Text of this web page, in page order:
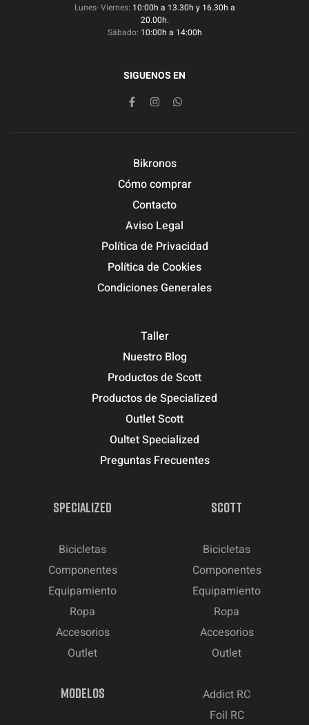
Lunes- Viernes: 10:00h a 13.30h y 16.30h a
20.00h.
Sábado: 10:00h a 14:00h
SIGUENOS EN
Bikronos
Cómo comprar
Contacto
Aviso Legal
Política de Privacidad
Política de Cookies
Condiciones Generales
Taller
Nuestro Blog
Productos de Scott
Productos de Specialized
Outlet Scott
Oultet Specialized
Preguntas Frecuentes
SPECIALIZED
Bicicletas
Componentes
Equipamiento
Ropa
Accesorios
Outlet
SCOTT
Bicicletas
Componentes
Equipamiento
Ropa
Accesorios
Outlet
MODELOS
Addict RC
Foil RC